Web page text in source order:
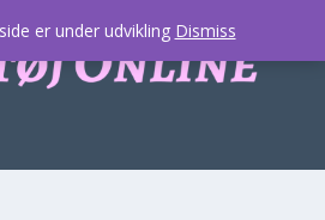
er under udvikling Dismiss